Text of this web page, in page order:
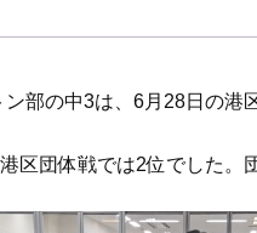
部の中3は、6月28日の港
区団体戦では2位でした。